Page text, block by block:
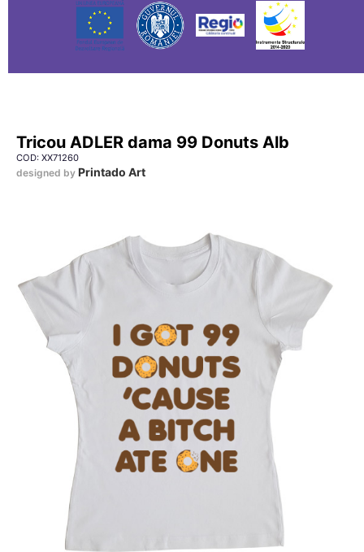
Tricou ADLER dama 99 Donuts Alb
COD: XX71260
designed by Printado Art